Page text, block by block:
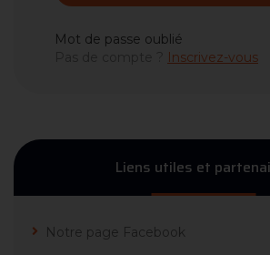
Mot de passe oublié
Inscrivez-vous
Liens utiles et
Notre page Facebook